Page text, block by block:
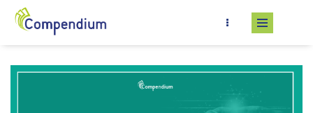
Salta al contenuto principale